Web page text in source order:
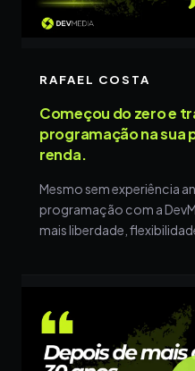
RAFAEL COSTA
Começou do zero e
programação na sua
renda.
Mesmo sem experiência
programação com a
mais liberdade,